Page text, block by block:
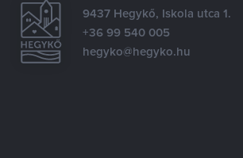
9437 Hegykő, Iskola utca 1.
+36 99 540 005
hegyko@hegyko.hu